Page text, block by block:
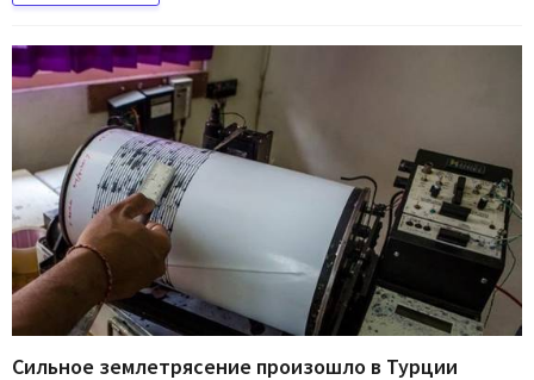
Сильное землетрясение произошло в Турции